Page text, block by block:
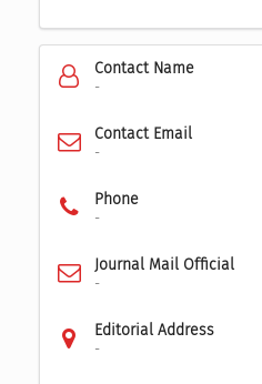
Contact Name
-
Contact Email
-
Phone
-
Journal Mail Official
-
Editorial Address
-